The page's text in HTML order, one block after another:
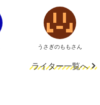
うさぎのももさん
ライター一覧へ